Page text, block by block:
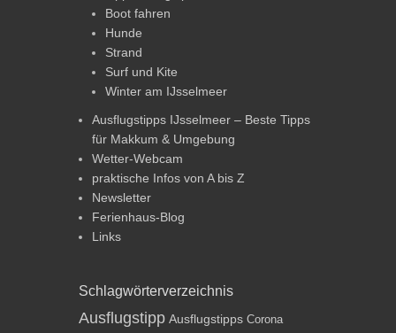
Boot fahren
Hunde
Strand
Surf und Kite
Winter am IJsselmeer
Ausflugstipps IJsselmeer – Beste Tipps
für Makkum & Umgebung
Wetter-Webcam
praktische Infos von A bis Z
Newsletter
Ferienhaus-Blog
Links
Schlagwörterverzeichnis
Ausflugstipp Ausflugstipps Corona